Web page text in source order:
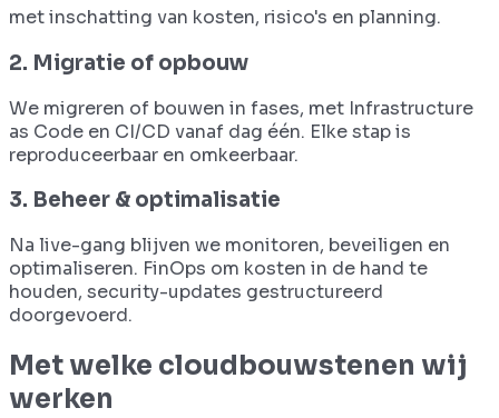
met inschatting van kosten, risico's en planning.
2. Migratie of opbouw
We migreren of bouwen in fases, met Infrastructure
as Code en CI/CD vanaf dag één. Elke stap is
reproduceerbaar en omkeerbaar.
3. Beheer & optimalisatie
Na live-gang blijven we monitoren, beveiligen en
optimaliseren. FinOps om kosten in de hand te
houden, security-updates gestructureerd
doorgevoerd.
Met welke cloudbouwstenen wij
werken